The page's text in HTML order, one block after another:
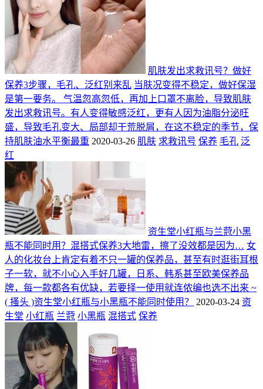
肌肤发出求救讯号？做好
保养3步骤，毛孔、泛红别来乱 当肤况变得不稳定，做好保湿
是第一要务。 气温忽高忽低，再加上口罩不离脸，导致肌肤
发出求救讯号。有人变得敏感泛红，更有人因为油脂分泌旺
盛，导致毛孔变大、局部却干荒脱屑，在这不稳定的季节，保
持肌肤油水平衡最重 2020-03-26 肌肤 求救讯号 保养 毛孔 泛
红
资生堂小红瓶与兰蒄小黑
瓶不能同时用？混搭式保养3大地雷，擦了没效都是因为… 女
人的化妆台上肯定有着不只一罐的保养品，甚至有时逛街耳根
子一软，就不小心入手好几罐，日系、韩系甚至欧美保养品
牌，每一款都各有优缺，若要择一使用就连侬编也选不出来 ~
( 搔头 )资生堂小红瓶与小黑瓶不能同时使用？
2020-03-24 资
生堂 小红瓶 兰蒄 小黑瓶 混搭式 保养